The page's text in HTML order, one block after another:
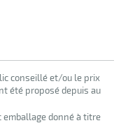
conseillé et/ou le prix
été proposé depuis au
emballage donné à titre